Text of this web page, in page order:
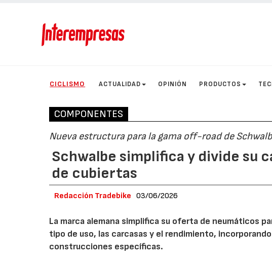
CICLISMO ACTUALIDAD OPINIÓN PRODUCTOS
COMPONENTES
Nueva estructura para la gama off-road de
Schwalbe simplifica y divide su
de cubiertas
Redacción Tradebike 03/06/2026
La marca alemana simplifica su oferta de neumáticos
tipo de uso, las carcasas y el rendimiento,
construcciones específicas.